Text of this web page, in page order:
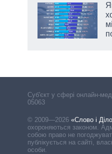
Cуб'єкт у сфері онлайн-
05063
© 2009—2026 «Слово і
охороняються законом.
собою право не
публікується на сайті,
особи.